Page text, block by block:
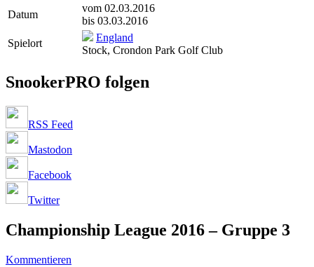
Datum
vom 02.03.2016
bis 03.03.2016
Spielort
England
Stock, Crondon Park Golf Club
SnookerPRO folgen
RSS Feed
Mastodon
Facebook
Twitter
Championship League 2016 – Gruppe 3
Kommentieren